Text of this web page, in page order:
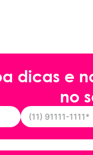
dicas e
no